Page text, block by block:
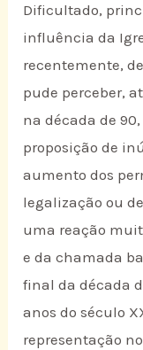
Dificultado,
influência da
recentemente,
pude perceber,
na década de
proposição de
aumento dos
legalização ou
uma reação
e da chamada
final da década
anos do século
representação